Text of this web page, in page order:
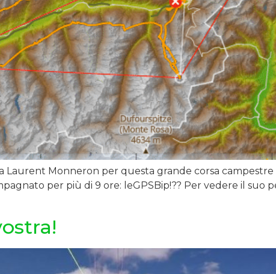
Laurent Monneron per questa grande corsa campestre
per più di 9 ore: leGPSBip!?? Per vedere il suo